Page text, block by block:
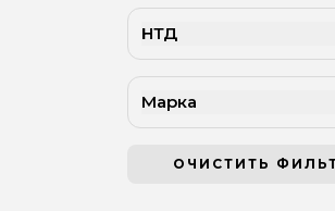
НТД
Марка
ОЧИСТИТЬ